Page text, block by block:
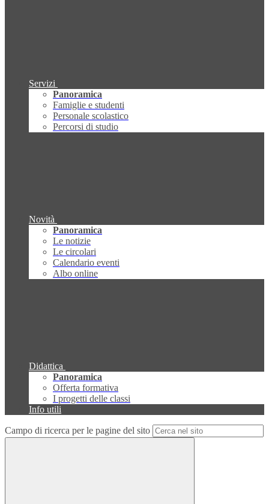
Servizi
Panoramica
Famiglie e studenti
Personale scolastico
Percorsi di studio
Novità
Panoramica
Le notizie
Le circolari
Calendario eventi
Albo online
Didattica
Panoramica
Offerta formativa
I progetti delle classi
Info utili
Campo di ricerca per le pagine del sito